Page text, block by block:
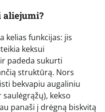
aliejumi?
kelias funkcijas: jis
keksui
padeda sukurti
struktūrą. Nors
bekvapiu augaliniu
kekso
panaši į drėgną biskvitą